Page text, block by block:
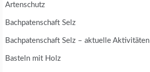
Artenschutz
Bachpatenschaft Selz
Bachpatenschaft Selz – aktuelle Aktivitäten
Basteln mit Holz